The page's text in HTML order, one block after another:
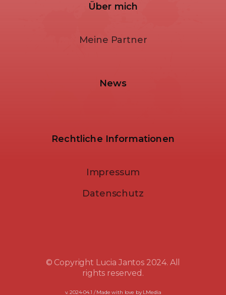
Über mich
Meine Partner
News
Rechtliche Informationen
Impressum
Datenschutz
© Copyright Lucia Jantos 2024. All
rights reserved.
v. 2024-04.1 / Made with love by LMedia